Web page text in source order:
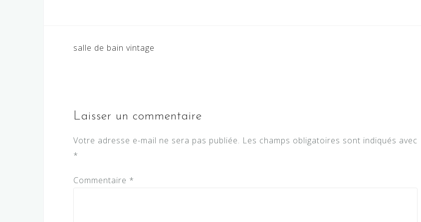
Navigation
salle de bain vintage
Laisser un commentaire
Votre adresse e-mail ne sera pas publiée. Les champs obligatoires sont indiqués avec
*
Commentaire *